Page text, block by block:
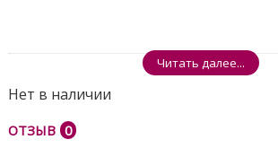
Читать далее...
Нет в наличии
ОТЗЫВ 0